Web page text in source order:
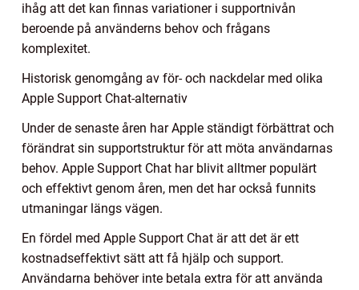
ihåg att det kan finnas variationer i supportnivån
beroende på använderns behov och frågans
komplexitet.
Historisk genomgång av för- och nackdelar med olika
Apple Support Chat-alternativ
Under de senaste åren har Apple ständigt förbättrat och
förändrat sin supportstruktur för att möta användarnas
behov. Apple Support Chat har blivit alltmer populärt
och effektivt genom åren, men det har också funnits
utmaningar längs vägen.
En fördel med Apple Support Chat är att det är ett
kostnadseffektivt sätt att få hjälp och support.
Användarna behöver inte betala extra för att använda